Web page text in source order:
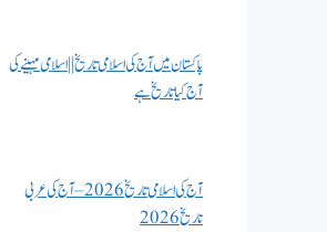
پاکستان میں آج کی اسلامی تاریخ || اسلامی مہینے کی
آج کیا تاریخ ہے
آج کی اسلامی تاریخ 2026 – آج کی عربی
تاریخ 2026